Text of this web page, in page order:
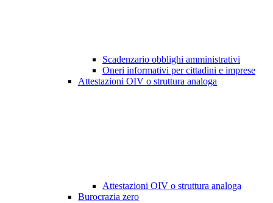
Scadenzario obblighi amministrativi
Oneri informativi per cittadini e imprese
Attestazioni OIV o struttura analoga
Attestazioni OIV o struttura analoga
Burocrazia zero